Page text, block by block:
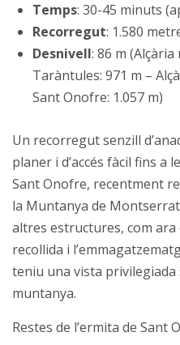
Temps: 30-45 minuts
Recorregut: 1.580
Desnivell: 86 m
Taràntules: 971 m –
Sant Onofre: 1.057 m)
Un recorregut senzill
planer i d’accés fàcil fins a
Sant Onofre, recentment
la Muntanya de
altres estructures, com ara
recollida i
teniu una vista privilegiada
muntanya.
Restes de l’ermita de Sant